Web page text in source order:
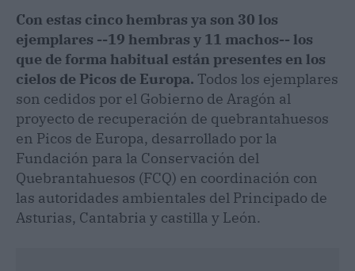
Con estas cinco hembras ya son 30 los
ejemplares --19 hembras y 11 machos-- los
que de forma habitual están presentes en los
cielos de Picos de Europa. Todos los ejemplares
son cedidos por el Gobierno de Aragón al
proyecto de recuperación de quebrantahuesos
en Picos de Europa, desarrollado por la
Fundación para la Conservación del
Quebrantahuesos (FCQ) en coordinación con
las autoridades ambientales del Principado de
Asturias, Cantabria y castilla y León.